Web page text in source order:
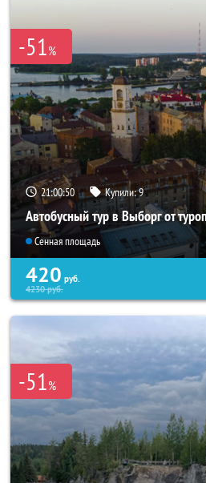
-51%
21:00:49 Купили:9
Автобусный тур в Выборг от
Сенная площадь
420 руб.
4230руб.
-51%